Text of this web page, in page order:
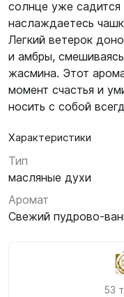
солнце уже садится
наслаждаетесь
Легкий ветерок
и амбры,
жасмина. Этот
момент счастья и
носить с собой
Характеристики
Тип
масляные духи
Аромат
Свежий пудрово-
53